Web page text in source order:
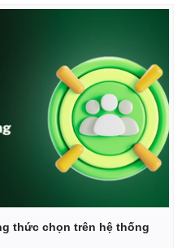
thức chọn trên hệ thống